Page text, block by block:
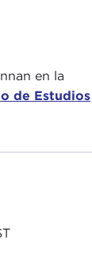
en la
de Estudios